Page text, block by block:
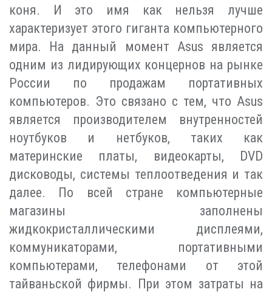
коня. И это имя как нельзя лучше
характеризует этого гиганта компьютерного
мира. На данный момент Asus является
одним из лидирующих концернов на рынке
России по продажам портативных
компьютеров. Это связано с тем, что Asus
является производителем внутренностей
ноутбуков и нетбуков, таких как
материнские платы, видеокарты, DVD
дисководы, системы теплоотведения и так
далее. По всей стране компьютерные
магазины заполнены
жидкокристаллическими дисплеями,
коммуникаторами, портативными
компьютерами, телефонами от этой
тайваньской фирмы. При этом затраты на